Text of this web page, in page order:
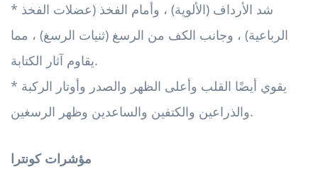
* شد الأرداف (الألوية) ، وأمام الفخذ (عضلات الفخذ
الرباعية) ، وجانب الكف من الرسغ (ثنيات الرسغ) ، مما
يقاوم آثار الكتابة.
* يقوي أيضًا القلب وأعلى الظهر والصدر وأوتار الركبة
والذراعين والكتفين والساعدين وظهر الرسغين.
مؤشرات كونترا